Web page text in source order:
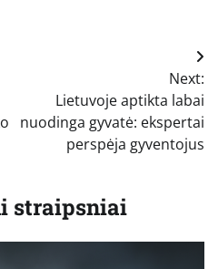
Next:
Lietuvoje aptikta labai
nuodinga gyvatė: ekspertai
perspėja gyventojus
straipsniai